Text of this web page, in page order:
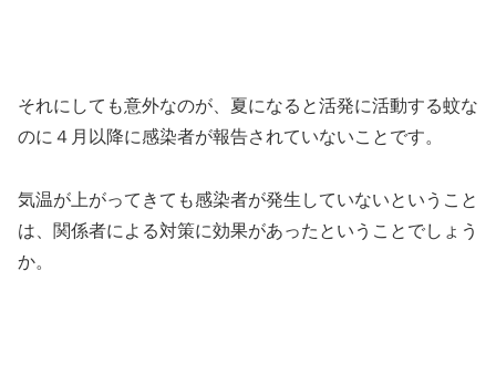
それにしても意外なのが、夏になると活発に活動する蚊な
のに４月以降に感染者が報告されていないことです。
気温が上がってきても感染者が発生していないということ
は、関係者による対策に効果があったということでしょう
か。